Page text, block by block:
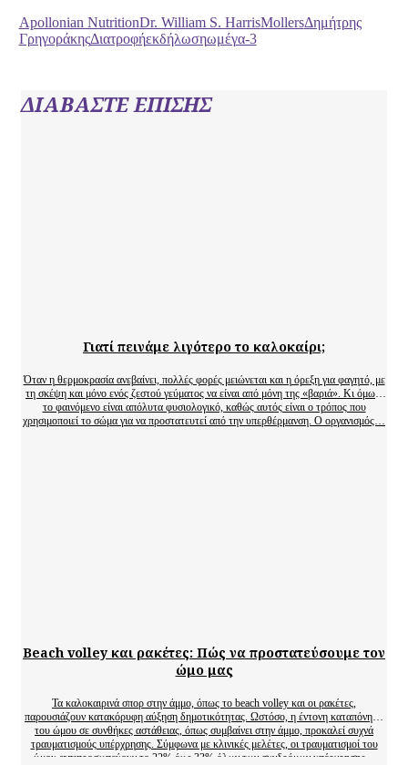
Apollonian NutritionDr. William S. HarrisMollersΔημήτρης
ΓρηγοράκηςΔιατροφήεκδήλωσηωμέγα-3
ΔΙΑΒΑΣΤΕ ΕΠΙΣΗΣ
Γιατί πεινάμε λιγότερο το καλοκαίρι;
Όταν η θερμοκρασία ανεβαίνει, πολλές φορές μειώνεται και η όρεξη για φαγητό, με
τη σκέψη και μόνο ενός ζεστού γεύματος να είναι από μόνη της «βαριά». Κι όμως,
το φαινόμενο είναι απόλυτα φυσιολογικό, καθώς αυτός είναι ο τρόπος που
χρησιμοποιεί το σώμα για να προστατευτεί από την υπερθέρμανση. Ο οργανισμός…
Beach volley και ρακέτες: Πώς να προστατεύσουμε τον
ώμο μας
Τα καλοκαιρινά σπορ στην άμμο, όπως το beach volley και οι ρακέτες,
παρουσιάζουν κατακόρυφη αύξηση δημοτικότητας. Ωστόσο, η έντονη καταπόνηση
του ώμου σε συνθήκες αστάθειας, όπως συμβαίνει στην άμμο, προκαλεί συχνά
τραυματισμούς υπέρχρησης. Σύμφωνα με κλινικές μελέτες, οι τραυματισμοί του
ώμου αντιπροσωπεύουν το 22% έως 33% όλων των συνδρόμων υπέρχρησης…